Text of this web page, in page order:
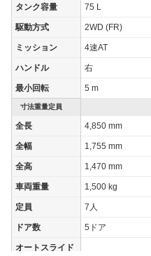
タンク容量 75 L
駆動方式 2WD (FR)
ミッション 4速AT
ハンドル 右
最小回転 5 m
寸法重量定員
全長 4,850 mm
全幅 1,755 mm
全高 1,470 mm
車両重量 1,500 kg
定員 7人
ドア数 5ドア
オートスライド